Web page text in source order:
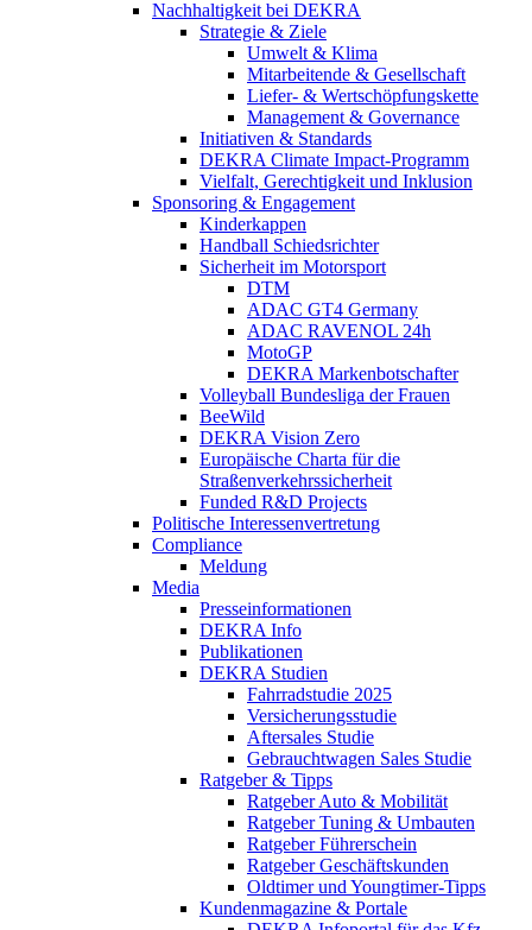
Nachhaltigkeit bei DEKRA
Strategie & Ziele
Umwelt & Klima
Mitarbeitende & Gesellschaft
Liefer- & Wertschöpfungskette
Management & Governance
Initiativen & Standards
DEKRA Climate Impact-Programm
Vielfalt, Gerechtigkeit und Inklusion​
Sponsoring & Engagement
Kinderkappen
Handball Schiedsrichter
Sicherheit im Motorsport
DTM
ADAC GT4 Germany
ADAC RAVENOL 24h
MotoGP
DEKRA Markenbotschafter
Volleyball Bundesliga der Frauen
BeeWild
DEKRA Vision Zero
Europäische Charta für die
Straßenverkehrssicherheit
Funded R&D Projects
Politische Interessenvertretung
Compliance
Meldung
Media
Presseinformationen
DEKRA Info
Publikationen
DEKRA Studien
Fahrradstudie 2025
Versicherungsstudie
Aftersales Studie
Gebrauchtwagen Sales Studie
Ratgeber & Tipps
Ratgeber Auto & Mobilität
Ratgeber Tuning & Umbauten
Ratgeber Führerschein
Ratgeber Geschäftskunden
Oldtimer und Youngtimer-Tipps
Kundenmagazine & Portale